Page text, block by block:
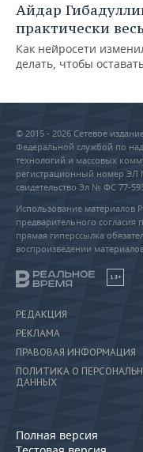
Айдар
практически
Как нейросети
делать, чтобы
© 2015 - 2026 Сетевое
Федеральной службой по
технологий и массовых
регистрационный номер ЭЛ
свидетельство Эл № ФС 77-
Использование материалов
предварительного согласия
прямая гиперссылка
воспроизведении
18+
РЕДАКЦИЯ
РЕКЛАМА
ПРАВОВАЯ ИНФОРМАЦИЯ
ПОЛИТИКА О
ДАННЫХ
Полная версия